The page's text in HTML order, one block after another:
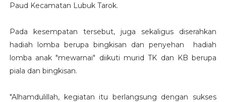
Paud Kecamatan Lubuk Tarok.
Pada kesempatan tersebut, juga sekaligus diserahkan
hadiah lomba berupa bingkisan dan penyehan hadiah
lomba anak "mewarnai" diikuti murid TK dan KB berupa
piala dan bingkisan.
"Alhamdulillah, kegiatan itu berlangsung dengan sukses